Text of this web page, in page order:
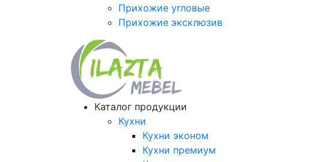
Прихожие угловые
Прихожие эксклюзив
Каталог продукции
Кухни
Кухни эконом
Кухни премиум